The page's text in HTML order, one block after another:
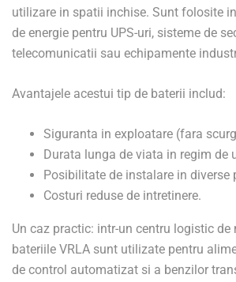
utilizare in spatii inchise. Sunt folosite
de energie pentru UPS-uri, sisteme de
telecomunicatii sau echipamente
Avantajele acestui tip de baterii includ:
Siguranta in exploatare (fara
Durata lunga de viata in regim de
Posibilitate de instalare in diverse
Costuri reduse de intretinere.
Un caz practic: intr-un centru logistic
bateriile VRLA sunt utilizate pentru
de control automatizat si a benzilor